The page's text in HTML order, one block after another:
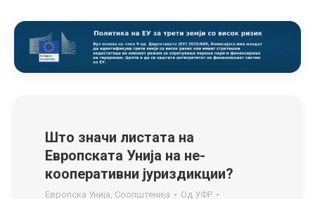
Што значи листата на
Европската Унија на не-
кооперативни јуриздикции?
Европска Унија, Соопштенија Од УФР